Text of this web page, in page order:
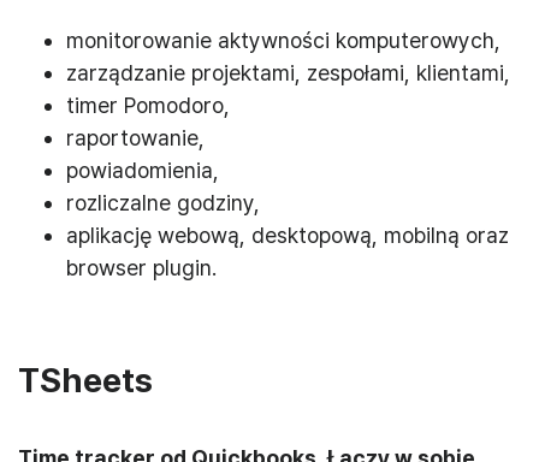
monitorowanie aktywności komputerowych,
zarządzanie projektami, zespołami, klientami,
timer Pomodoro,
raportowanie,
powiadomienia,
rozliczalne godziny,
aplikację webową, desktopową, mobilną oraz
browser plugin.
TSheets